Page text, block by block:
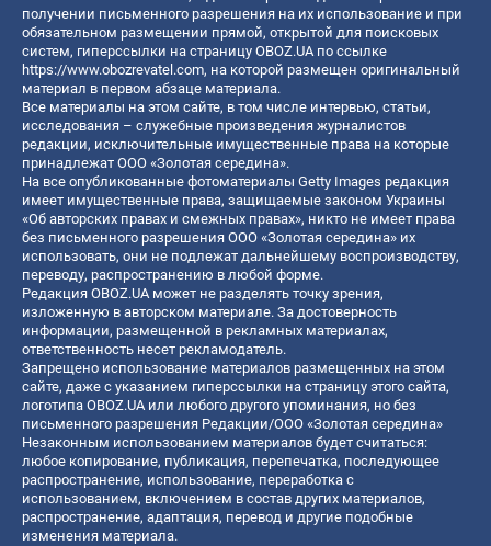
получении письменного разрешения на их использование и при
обязательном размещении прямой, открытой для поисковых
систем, гиперссылки на страницу OBOZ.UA по ссылке
https://www.obozrevatel.com, на которой размещен оригинальный
материал в первом абзаце материала.
Все материалы на этом сайте, в том числе интервью, статьи,
исследования – служебные произведения журналистов
редакции, исключительные имущественные права на которые
принадлежат ООО «Золотая середина».
На все опубликованные фотоматериалы Getty Images редакция
имеет имущественные права, защищаемые законом Украины
«Об авторских правах и смежных правах», никто не имеет права
без письменного разрешения ООО «Золотая середина» их
использовать, они не подлежат дальнейшему воспроизводству,
переводу, распространению в любой форме.
Редакция OBOZ.UA может не разделять точку зрения,
изложенную в авторском материале. За достоверность
информации, размещенной в рекламных материалах,
ответственность несет рекламодатель.
Запрещено использование материалов размещенных на этом
сайте, даже с указанием гиперссылки на страницу этого сайта,
логотипа OBOZ.UA или любого другого упоминания, но без
письменного разрешения Редакции/ООО «Золотая середина»
Незаконным использованием материалов будет считаться:
любое копирование, публикация, перепечатка, последующее
распространение, использование, переработка с
использованием, включением в состав других материалов,
распространение, адаптация, перевод и другие подобные
изменения материала.